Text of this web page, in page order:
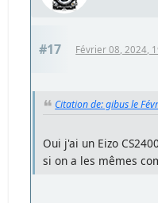
#17 Février 08, 2024,
Citation de: gibus le
Oui j'ai un Eizo
si on a les mêmes